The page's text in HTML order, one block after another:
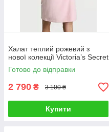
Халат теплий рожевий з
нової колекції Victoria’s Secret
Готово до відправки
2 790 ₴ 3 100 ₴
Купити